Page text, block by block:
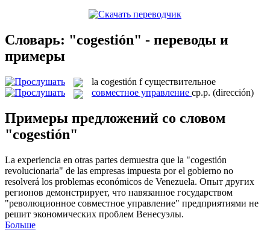
Словарь: "cogestión" - переводы и
примеры
la cogestión f существительное
совместное управление ср.р. (dirección)
Примеры предложений со словом
"cogestión"
La experiencia en otras partes demuestra que la "cogestión
revolucionaria" de las empresas impuesta por el gobierno no
resolverá los problemas económicos de Venezuela. Опыт других
регионов демонстрирует, что навязанное государством
"революционное совместное управление" предприятиями не
решит экономических проблем Венесуэлы.
Больше